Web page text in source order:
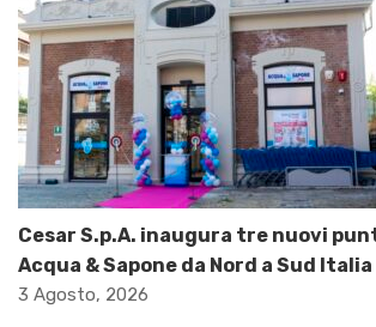
Cesar S.p.A. inaugura tre nuovi
Acqua & Sapone da Nord a Sud Italia
3 Agosto, 2026